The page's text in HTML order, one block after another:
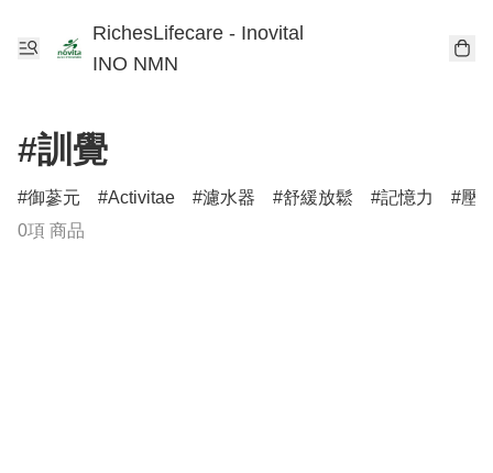
RichesLifecare - Inovital
INO NMN
#訓覺
御蔘元 Activitae 濾水器 舒緩放鬆 記憶力
壓
0項 商品